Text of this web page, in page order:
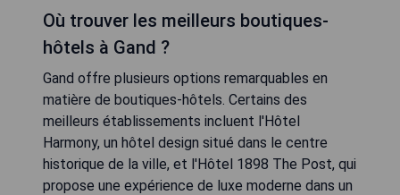
Où trouver les meilleurs boutiques-
hôtels à Gand ?
Gand offre plusieurs options remarquables en
matière de boutiques-hôtels. Certains des
meilleurs établissements incluent l'Hôtel
Harmony, un hôtel design situé dans le centre
historique de la ville, et l'Hôtel 1898 The Post, qui
propose une expérience de luxe moderne dans un